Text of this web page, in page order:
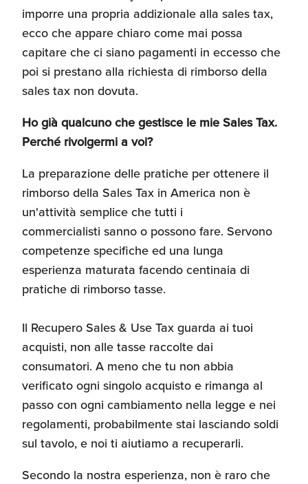
imporre una propria addizionale alla sales tax,
ecco che appare chiaro come mai possa
capitare che ci siano pagamenti in eccesso che
poi si prestano alla richiesta di rimborso della
sales tax non dovuta.
Ho già qualcuno che gestisce le mie Sales Tax.
Perché rivolgermi a voi?
La preparazione delle pratiche per ottenere il
rimborso della Sales Tax in America non è
un'attività semplice che tutti i
commercialisti sanno o possono fare. Servono
competenze specifiche ed una lunga
esperienza maturata facendo centinaia di
pratiche di rimborso tasse.
Il Recupero Sales & Use Tax guarda ai tuoi
acquisti, non alle tasse raccolte dai
consumatori. A meno che tu non abbia
verificato ogni singolo acquisto e rimanga al
passo con ogni cambiamento nella legge e nei
regolamenti, probabilmente stai lasciando soldi
sul tavolo, e noi ti aiutiamo a recuperarli.
Secondo la nostra esperienza, non è raro che